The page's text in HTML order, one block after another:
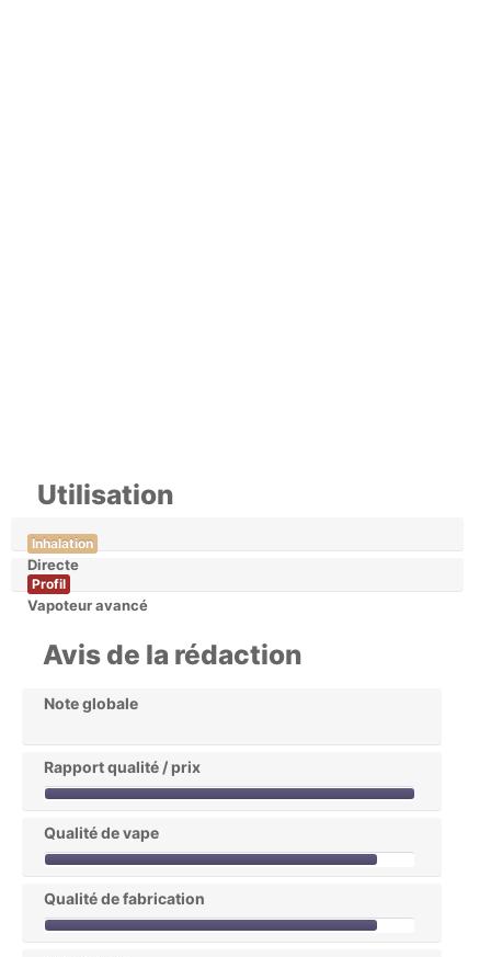
Utilisation
Inhalation
Directe
Profil
Vapoteur avancé
Avis de la rédaction
Note globale
Rapport qualité / prix
Qualité de vape
Qualité de fabrication